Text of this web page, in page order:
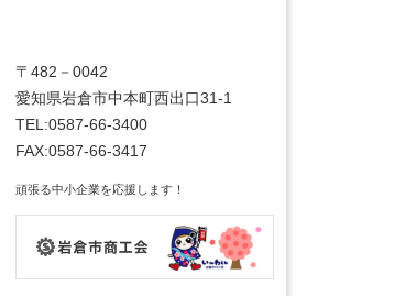
〒482－0042
愛知県岩倉市中本町西出口31-1
TEL:0587-66-3400
FAX:0587-66-3417
頑張る中小企業を応援します！